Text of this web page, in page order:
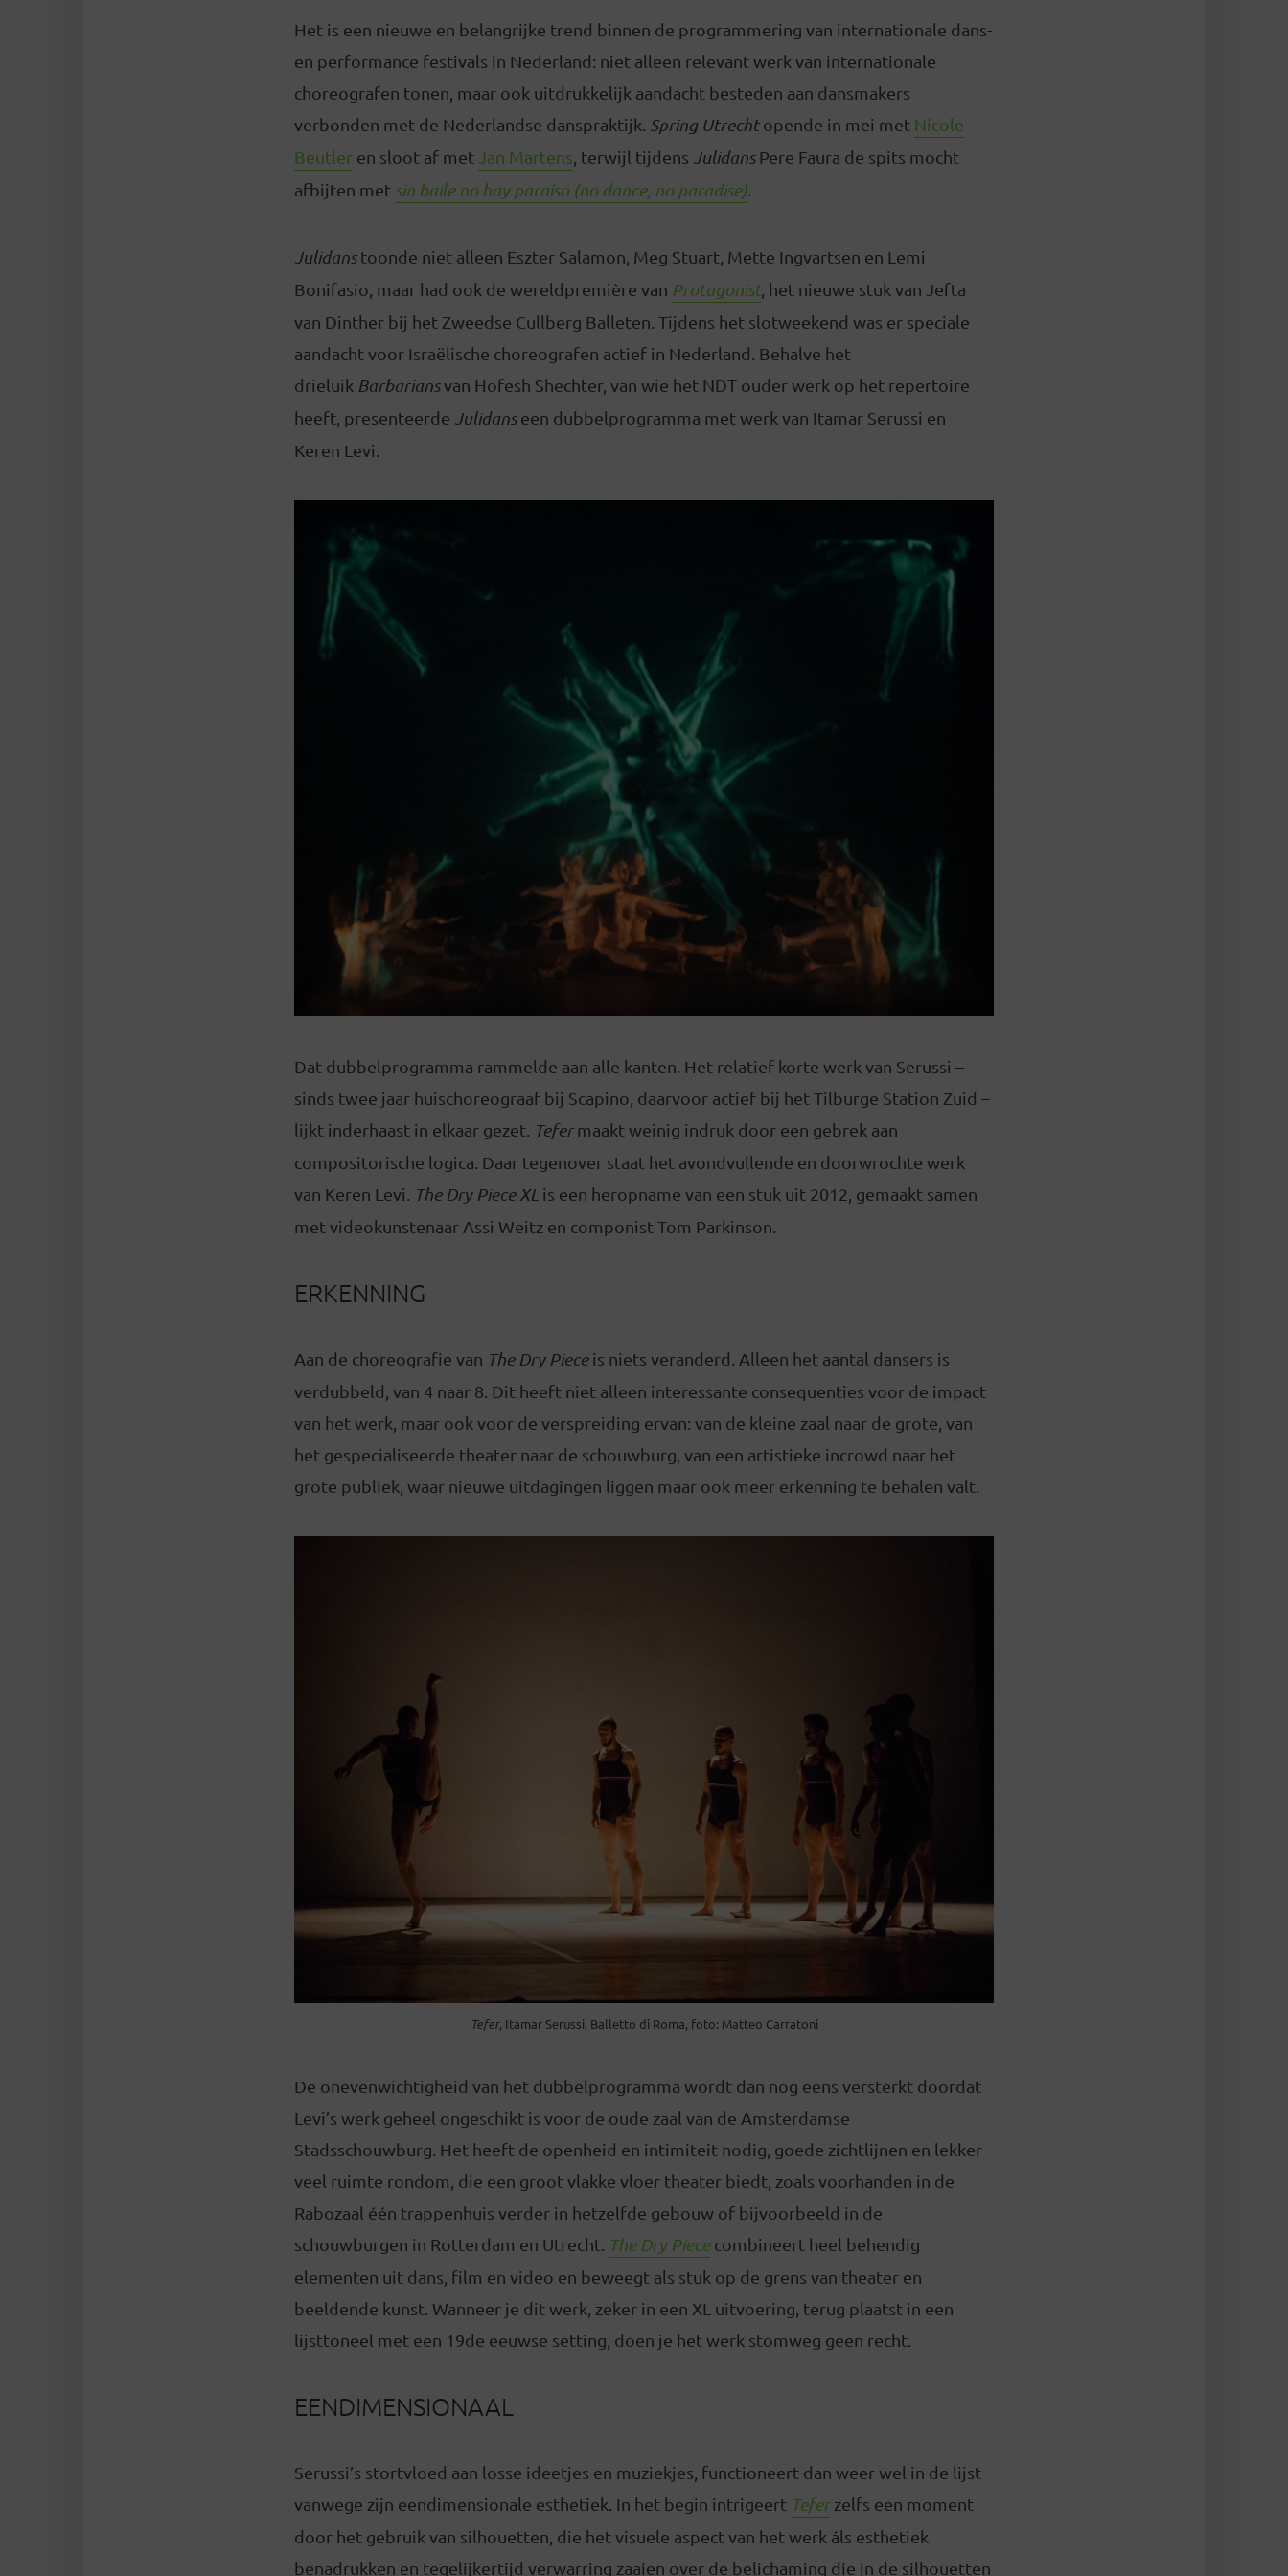
Het is een nieuwe en belangrijke trend binnen de programmering van internationale dans-
en performance festivals in Nederland: niet alleen relevant werk van internationale
choreografen tonen, maar ook uitdrukkelijk aandacht besteden aan dansmakers
verbonden met de Nederlandse danspraktijk. Spring Utrechtopende in mei met Nicole
Beutler en sloot af metJan Martens, terwijl tijdens JulidansPere Faura de spits mocht
afbijten met sin baile no hay paraíso (no dance, no paradise).
Julidanstoonde niet alleen Eszter Salamon, Meg Stuart, Mette Ingvartsen en Lemi
Bonifasio, maar had ook de wereldpremière van Protagonist, het nieuwe stuk van Jefta
van Dinther bij het Zweedse Cullberg Balleten. Tijdens het slotweekend was er speciale
aandacht voor Israëlische choreografen actief in Nederland. Behalve het
drieluik Barbariansvan Hofesh Shechter, van wie het NDT ouder werk op het repertoire
heeft, presenteerde Julidanseen dubbelprogramma met werk van Itamar Serussi en
Keren Levi.
Dat dubbelprogramma rammelde aan alle kanten. Het relatief korte werk van Serussi –
sinds twee jaar huischoreograaf bij Scapino, daarvoor actief bij het Tilburge Station Zuid –
lijkt inderhaast in elkaar gezet. Tefermaakt weinig indruk door een gebrek aan
compositorische logica. Daar tegenover staat het avondvullende en doorwrochte werk
van Keren Levi. The Dry Piece XL is een heropname van een stuk uit 2012, gemaakt samen
met videokunstenaar Assi Weitz en componist Tom Parkinson.
ERKENNING
Aan de choreografie van The Dry Pieceis niets veranderd. Alleen het aantal dansers is
verdubbeld, van 4 naar 8. Dit heeft niet alleen interessante consequenties voor de impact
van het werk, maar ook voor de verspreiding ervan: van de kleine zaal naar de grote, van
het gespecialiseerde theater naar de schouwburg, van een artistieke incrowd naar het
grote publiek, waar nieuwe uitdagingen liggen maar ook meer erkenning te behalen valt.
Tefer, Itamar Serussi, Balletto di Roma, foto: Matteo Carratoni
De onevenwichtigheid van het dubbelprogramma wordt dan nog eens versterkt doordat
Levi’s werk geheel ongeschikt is voor de oude zaal van de Amsterdamse
Stadsschouwburg. Het heeft de openheid en intimiteit nodig, goede zichtlijnen en lekker
veel ruimte rondom, die een groot vlakke vloer theater biedt, zoals voorhanden in de
Rabozaal één trappenhuis verder in hetzelfde gebouw of bijvoorbeeld in de
schouwburgen in Rotterdam en Utrecht. The Dry Piececombineert heel behendig
elementen uit dans, film en video en beweegt als stuk op de grens van theater en
beeldende kunst. Wanneer je dit werk, zeker in een XL uitvoering, terug plaatst in een
lijsttoneel met een 19de eeuwse setting, doen je het werk stomweg geen recht.
EENDIMENSIONAAL
Serussi’s stortvloed aan losse ideetjes en muziekjes, functioneert dan weer wel in de lijst
vanwege zijn eendimensionale esthetiek. In het begin intrigeert Teferzelfs een moment
door het gebruik van silhouetten, die het visuele aspect van het werk áls esthetiek
benadrukken en tegelijkertijd verwarring zaaien over de belichaming die in de silhouetten